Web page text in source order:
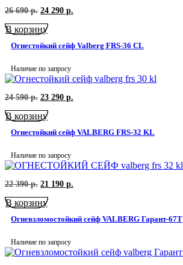
26 690р. Первоначальная
составляла
690
24 290 р.
р..
В корзину
Огнестойкий сейф Valberg FRS-36 СL
Наличие по запросу
24 590р. Первоначальная
составляла
590
23 290 р.
р..
В корзину
Огнестойкий сейф VALBERG FRS-32 KL
Наличие по запросу
22 390р. Первоначальная
составляла
390
21 190 р.
р..
В корзину
Огневзломостойкий сейф VALBERG Гарант-67Т
Наличие по запросу